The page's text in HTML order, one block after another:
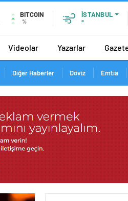
BITCOIN
%
İSTANBUL
°
Videolar Yazarlar
Diğer Haberler Döviz Emtia